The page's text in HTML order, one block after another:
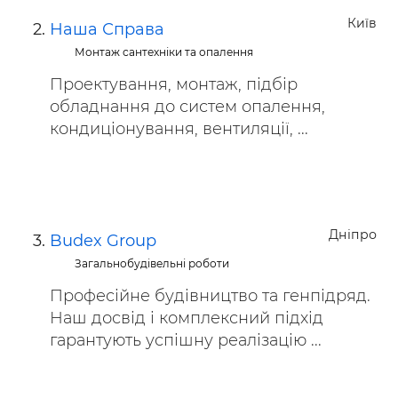
Київ
Наша Справа
Монтаж сантехніки та опалення
Проектування, монтаж, підбір
обладнання до систем опалення,
кондиціонування, вентиляції, ...
Дніпро
Budex Group
Загальнобудівельні роботи
Професійне будівництво та генпідряд.
Наш досвід і комплексний підхід
гарантують успішну реалізацію ...